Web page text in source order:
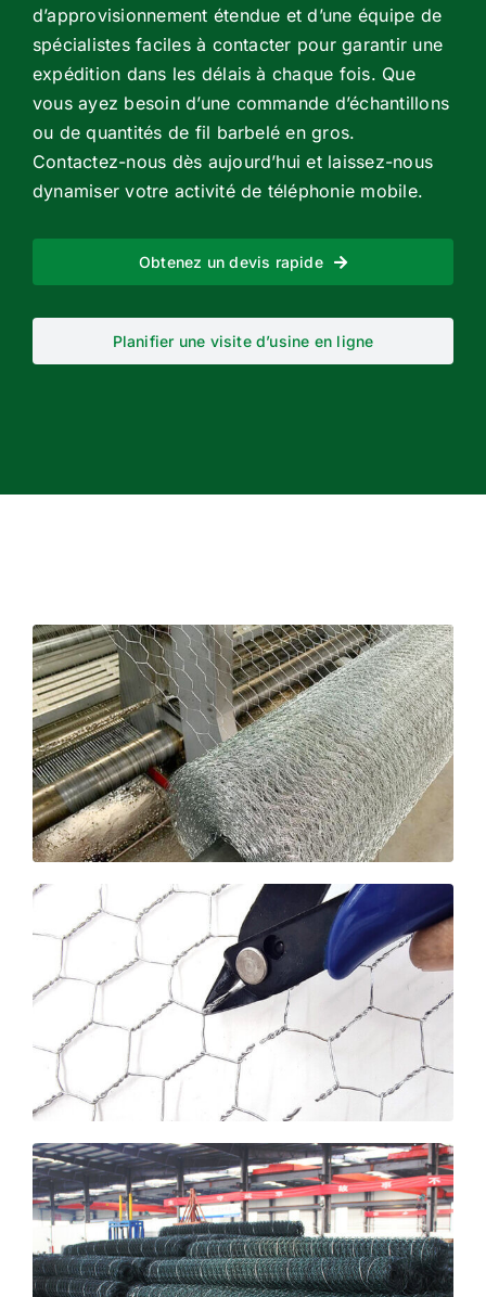
d’approvisionnement étendue et d’une équipe de
spécialistes faciles à contacter pour garantir une
expédition dans les délais à chaque fois. Que
vous ayez besoin d’une commande d’échantillons
ou de quantités de fil barbelé en gros.
Contactez-nous dès aujourd’hui et laissez-nous
dynamiser votre activité de téléphonie mobile.
Obtenez un devis rapide
Planifier une visite d’usine en ligne